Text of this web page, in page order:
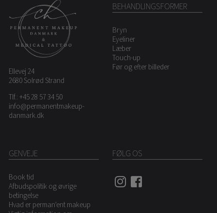
Ellevej 24
2680 Solrød Strand
Tlf.:+45 28 57 34 50
info@permanentmakeup-
danmark.dk
BEHANDLINGSFORMER
Bryn
Eyeliner
Læber
Touch-up
Før og efter billeder
GENVEJE
Book tid
Afbudspolitik og øvrige
betingelse
Hvad er perman'ent makeup
FØLG OS